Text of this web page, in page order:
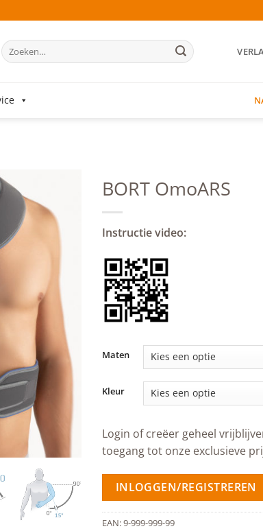
Zoeken
naar:
Add to
wishlist
BORT OmoARS
Instructie video:
Maten
Kleur
Login of creëer geheel
toegang tot onze exclusieve
INLOGGEN/REGISTREREN
EAN:9-999-999-99